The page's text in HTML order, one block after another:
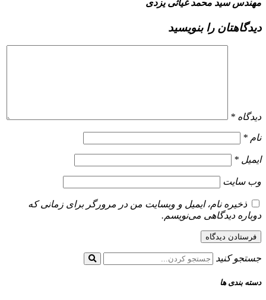
مهندس سید محمد غیاثی یزدی
دیدگاهتان را بنویسید
دیدگاه *
نام *
ایمیل *
وب‌ سایت
ذخیره نام، ایمیل و وبسایت من در مرورگر برای زمانی که
دوباره دیدگاهی می‌نویسم.
جستجو کنید
دسته بندی ها